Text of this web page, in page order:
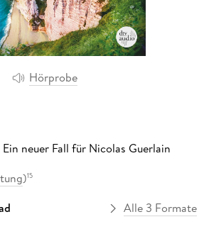
Hörprobe
neuer Fall für Nicolas Guerlain
)15
Alle 3 Formate